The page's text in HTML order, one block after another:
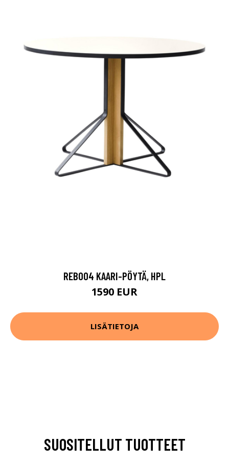
REB004 KAARI-PÖYTÄ, HPL
1590 EUR
LISÄTIETOJA
SUOSITELLUT TUOTTEET